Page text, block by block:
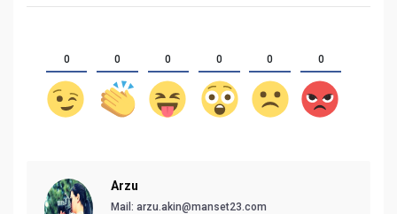
0 0 0 0 0 0
Arzu
Mail: arzu.akin@manset23.com